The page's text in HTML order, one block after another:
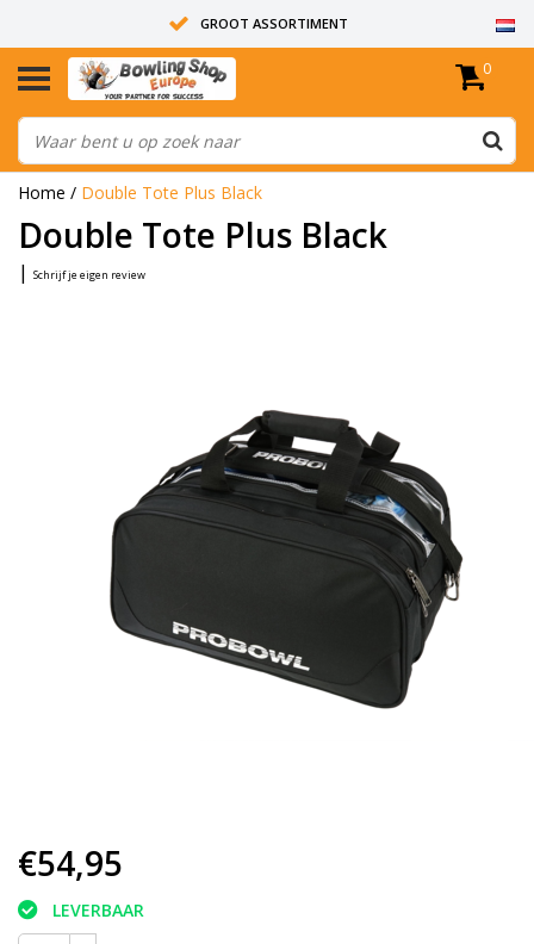
GROOT ASSORTIMENT
14 DAGEN RETOUR RECHT
ALLE BOWLINGBALLEN ZIJN ONGEBOORD
0
Home / Double Tote Plus Black
Double Tote Plus Black
| Schrijf je eigen review
€54,95
LEVERBAAR